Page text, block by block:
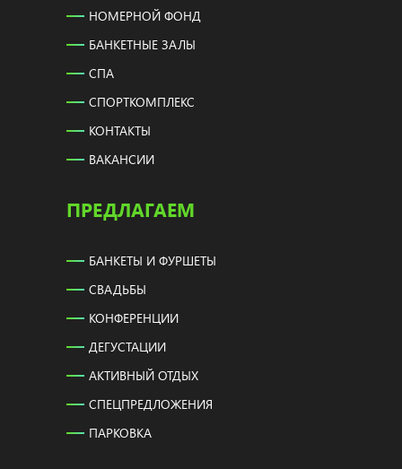
НОМЕРНОЙ ФОНД
БАНКЕТНЫЕ ЗАЛЫ
СПА
СПОРТКОМПЛЕКС
КОНТАКТЫ
ВАКАНСИИ
ПРЕДЛАГАЕМ
БАНКЕТЫ И ФУРШЕТЫ
СВАДЬБЫ
КОНФЕРЕНЦИИ
ДЕГУСТАЦИИ
АКТИВНЫЙ ОТДЫХ
СПЕЦПРЕДЛОЖЕНИЯ
ПАРКОВКА